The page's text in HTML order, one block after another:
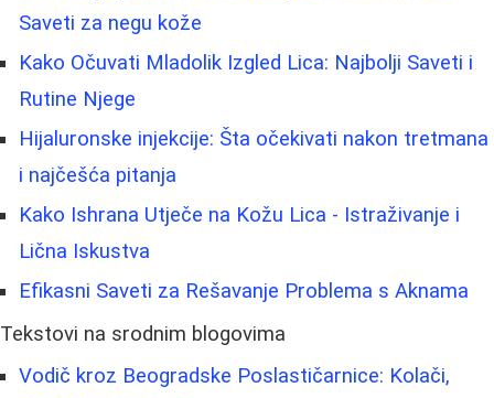
Saveti za negu kože
Kako Očuvati Mladolik Izgled Lica: Najbolji Saveti i
Rutine Njege
Hijaluronske injekcije: Šta očekivati nakon tretmana
i najčešća pitanja
Kako Ishrana Utječe na Kožu Lica - Istraživanje i
Lična Iskustva
Efikasni Saveti za Rešavanje Problema s Aknama
Tekstovi na srodnim blogovima
Vodič kroz Beogradske Poslastičarnice: Kolači,